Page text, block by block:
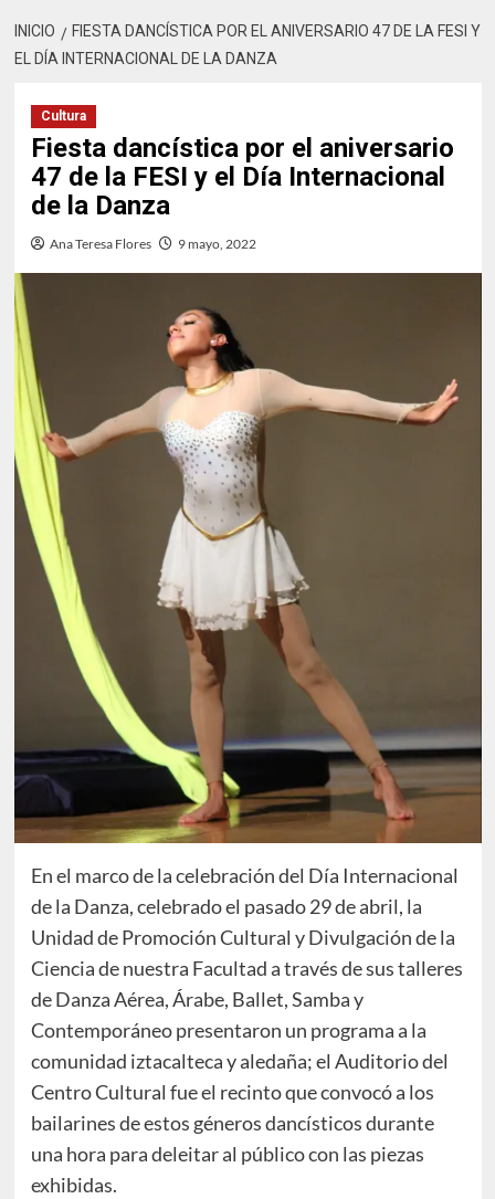
INICIO
FIESTA DANCÍSTICA POR EL ANIVERSARIO 47 DE LA FESI Y
EL DÍA INTERNACIONAL DE LA DANZA
Cultura
Fiesta dancística por el aniversario
47 de la FESI y el Día Internacional
de la Danza
Ana Teresa Flores 9 mayo, 2022
En el marco de la celebración del Día Internacional
de la Danza, celebrado el pasado 29 de abril, la
Unidad de Promoción Cultural y Divulgación de la
Ciencia de nuestra Facultad a través de sus talleres
de Danza Aérea, Árabe, Ballet, Samba y
Contemporáneo presentaron un programa a la
comunidad iztacalteca y aledaña; el Auditorio del
Centro Cultural fue el recinto que convocó a los
bailarines de estos géneros dancísticos durante
una hora para deleitar al público con las piezas
exhibidas.